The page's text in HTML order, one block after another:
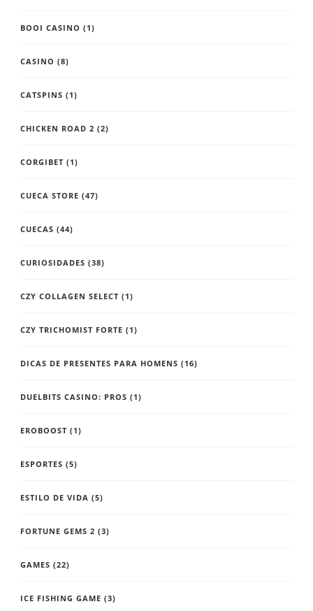
BOOI CASINO (1)
CASINO (8)
CATSPINS (1)
CHICKEN ROAD 2 (2)
CORGIBET (1)
CUECA STORE (47)
CUECAS (44)
CURIOSIDADES (38)
CZY COLLAGEN SELECT (1)
CZY TRICHOMIST FORTE (1)
DICAS DE PRESENTES PARA HOMENS (16)
DUELBITS CASINO: PROS (1)
EROBOOST (1)
ESPORTES (5)
ESTILO DE VIDA (5)
FORTUNE GEMS 2 (3)
GAMES (22)
ICE FISHING GAME (3)